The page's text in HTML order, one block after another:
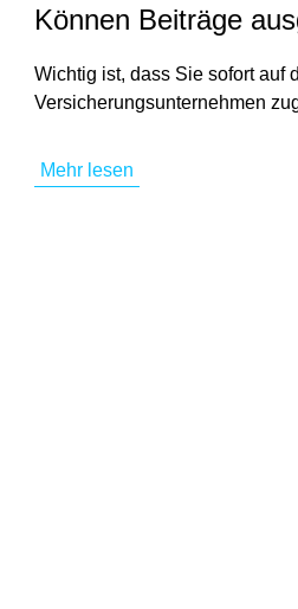
Können Beiträge
Wichtig ist, dass Sie sofort auf
Versicherungsunternehmen
Mehr lesen